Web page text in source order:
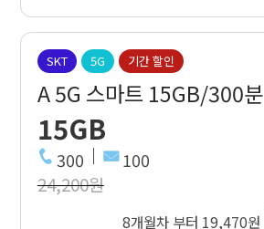
SKT 5G 기간 할인
A 5G 스마트 15GB/300분
15GB
300 100
24,200원
8개월차 부터 19,470원